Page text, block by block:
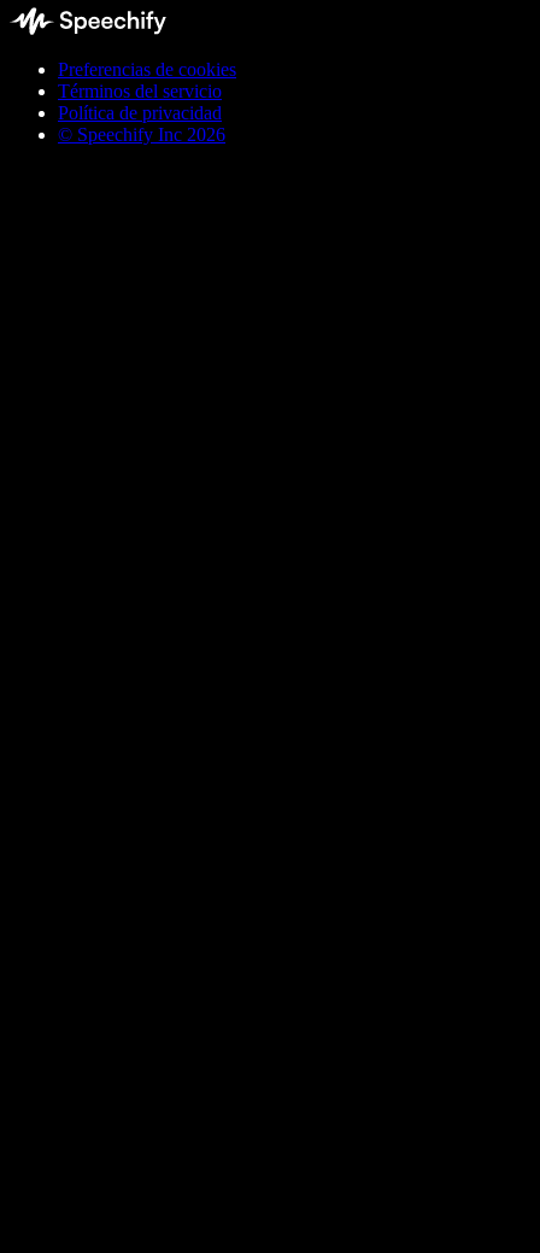
Preferencias de cookies
Términos del servicio
Política de privacidad
© Speechify Inc 2026